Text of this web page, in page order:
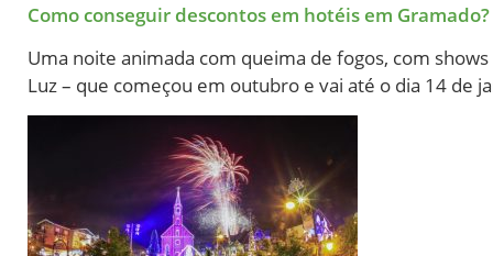
Como conseguir descontos em hotéis em Gramado?
Uma noite animada com queima de fogos, com
Luz – que começou em outubro e vai até o dia 14 de